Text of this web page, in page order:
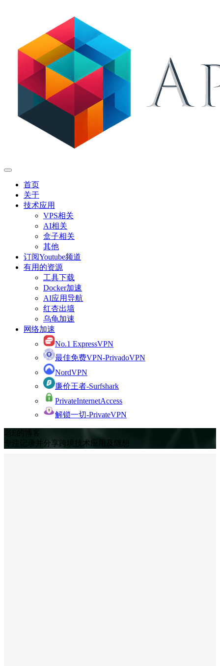
首页
关于
技术应用
VPS相关
AI相关
盒子相关
其他
订阅Youtube频道
有用的资源
工具下载
Docker加速
AI应用导航
红杏出墙
乌龟加速
网络加速
No.1 ExpressVPN
最佳免费VPN-PrivadoVPN
NordVPN
廉价王者-Surfshark
PrivateInternetAccess
解锁一切-PrivateVPN
老E的博客
专注记录并分享跨境技术应用及随想